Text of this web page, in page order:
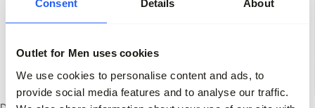
Consent Details About
Outlet for Men uses cookies
We use cookies to personalise content and ads, to
provide social media features and to analyse our traffic.
-50% -72%